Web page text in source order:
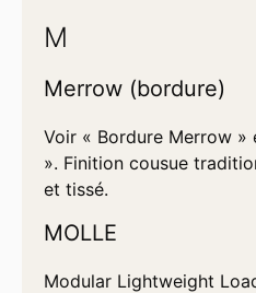
M
Merrow (bordure)
Voir « Bordure Merrow »
». Finition cousue
et tissé.
MOLLE
Modular Lightweight